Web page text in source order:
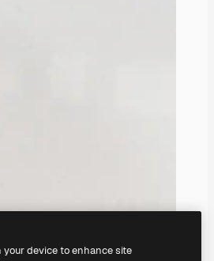
your device to enhance site